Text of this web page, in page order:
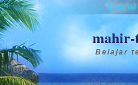
Tutorial
Belajar